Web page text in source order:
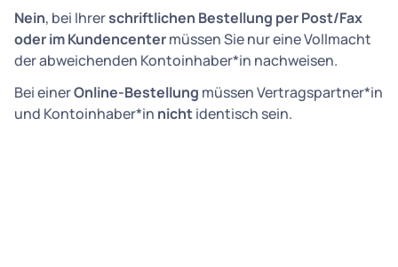
Nein, bei Ihrerschriftlichen Bestellung per Post/Fax
oder im Kundencentermüssen Sie nur eine Vollmacht
der abweichenden Kontoinhaber*in nachweisen.
Bei einerOnline-Bestellung müssen Vertragspartner*in
und Kontoinhaber*in nichtidentisch sein.